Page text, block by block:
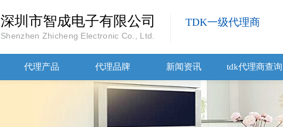
深圳市智成电子有限公司
Shenzhen Zhicheng Electronic Co., Ltd.
TDK一级代理商
代理产品 代理品牌 新闻资讯 tdk代理商查询